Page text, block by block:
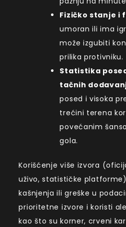
Fizičko stanje i
umoran ili ima
može izgubiti
prilika protivniku.
Statistika
tačnih
posed i visoka
trećini terena
povećanim
gola.
Korišćenje više izvora
uživo, statističke
kašnjenja ili greške u
prioritetne izvore i koristi
kao što su korner, crveni